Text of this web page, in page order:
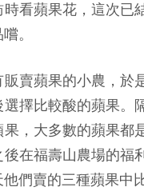
蘋果花，這次已
。
蘋果的小農，於
擇比較酸的蘋果。
，大多數的蘋果都
在福壽山農場的福
們賣的三種蘋果中